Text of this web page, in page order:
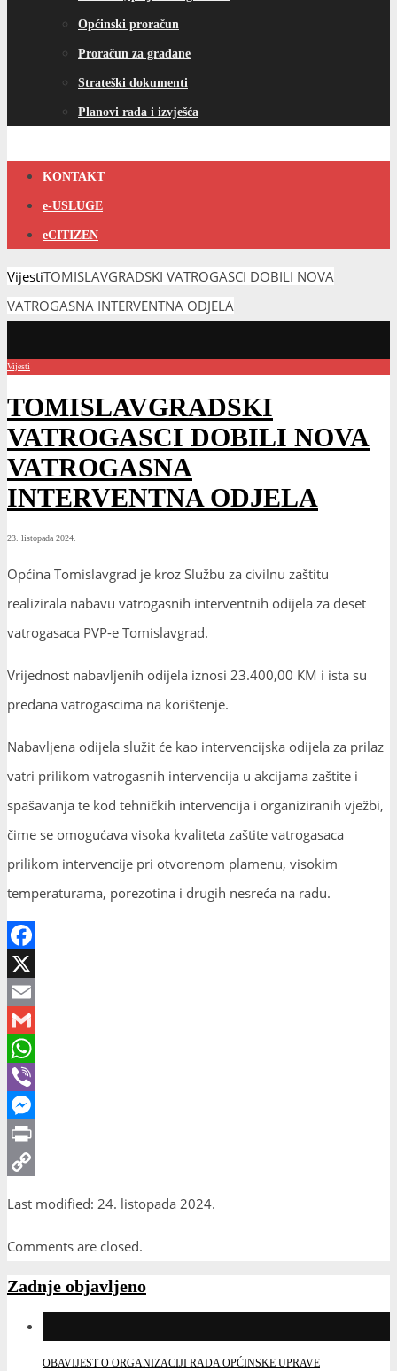
Općinski proračun
Proračun za građane
Strateški dokumenti
Planovi rada i izvješća
KONTAKT
e-USLUGE
eCITIZEN
VijestiTOMISLAVGRADSKI VATROGASCI DOBILI NOVA
VATROGASNA INTERVENTNA ODJELA
Vijesti
TOMISLAVGRADSKI
VATROGASCI DOBILI NOVA
VATROGASNA
INTERVENTNA ODJELA
23. listopada 2024.
Općina Tomislavgrad je kroz Službu za civilnu zaštitu
realizirala nabavu vatrogasnih interventnih odijela za deset
vatrogasaca PVP-e Tomislavgrad.
Vrijednost nabavljenih odijela iznosi 23.400,00 KM i ista su
predana vatrogascima na korištenje.
Nabavljena odijela služit će kao intervencijska odijela za prilaz
vatri prilikom vatrogasnih intervencija u akcijama zaštite i
spašavanja te kod tehničkih intervencija i organiziranih vježbi,
čime se omogućava visoka kvaliteta zaštite vatrogasaca
prilikom intervencije pri otvorenom plamenu, visokim
temperaturama, porezotina i drugih nesreća na radu.
Facebook
X
Email
Gmail
WhatsApp
Viber
Messenger
Print
Last modified: 24. listopada 2024.
Comments are closed.
Zadnje objavljeno
OBAVIJEST O ORGANIZACIJI RADA OPĆINSKE UPRAVE